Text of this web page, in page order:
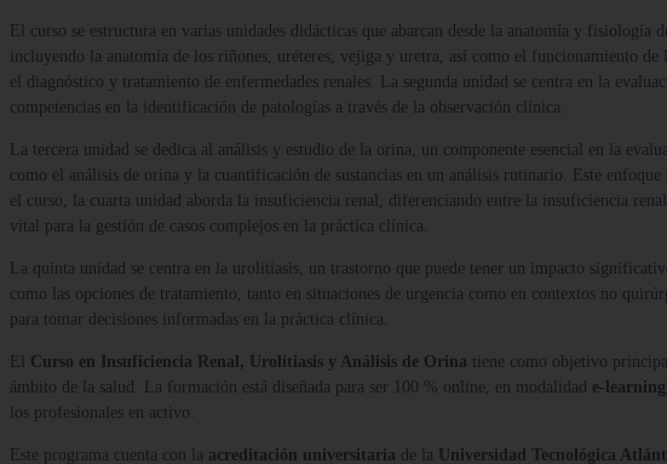
El curso se estructura en varias unidades didácticas que abarcan desde la anatomía y
incluyendo la anatomía de los riñones, uréteres, vejiga y uretra, así como el funcionamiento
el diagnóstico y tratamiento de enfermedades renales. La segunda unidad se centra en la
competencias en la identificación de patologías a través de la observación clínica.
La tercera unidad se dedica al análisis y estudio de la orina, un componente esencial en la
como el análisis de orina y la cuantificación de sustancias en un análisis rutinario. Este
el curso, la cuarta unidad aborda la insuficiencia renal, diferenciando entre la insuficiencia
vital para la gestión de casos complejos en la práctica clínica.
La quinta unidad se centra en la urolitiasis, un trastorno que puede tener un impacto
como las opciones de tratamiento, tanto en situaciones de urgencia como en contextos no
para tomar decisiones informadas en la práctica clínica.
El Curso en Insuficiencia Renal, Urolitiasis y Análisis de Orina tiene como objetivo
ámbito de la salud. La formación está diseñada para ser 100 % online, en modalidad e-learning
los profesionales en activo.
Este programa cuenta con la acreditación universitaria de la Universidad Tecnológica